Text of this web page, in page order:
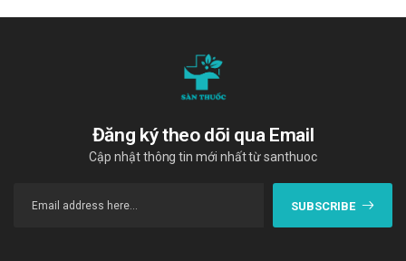
Đăng ký theo dõi qua Email
Cập nhật thông tin mới nhất từ santhuoc
SUBSCRIBE